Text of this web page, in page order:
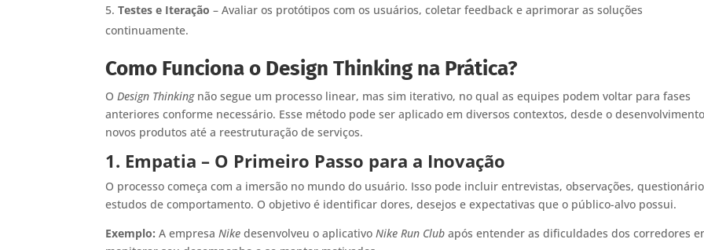
Testes e Iteração – Avaliar os protótipos com os usuários, coletar feedback e aprimorar as soluções
continuamente.
Como Funciona o Design Thinking na Prática?
ODesign Thinkingnão segue um processo linear, mas sim iterativo, no qual as equipes podem voltar para fases
anteriores conforme necessário. Esse método pode ser aplicado em diversos contextos, desde o
novos produtos até a reestruturação de serviços.
1. Empatia – O Primeiro Passo para a Inovação
O processo começa com a imersão no mundo do usuário. Isso pode incluir entrevistas, observações,
estudos de comportamento. O objetivo é identificar dores, desejos e expectativas que o público-alvo possui.
Exemplo: A empresaNike desenvolveu o aplicativoNike Run Club após entender as dificuldades dos corredores